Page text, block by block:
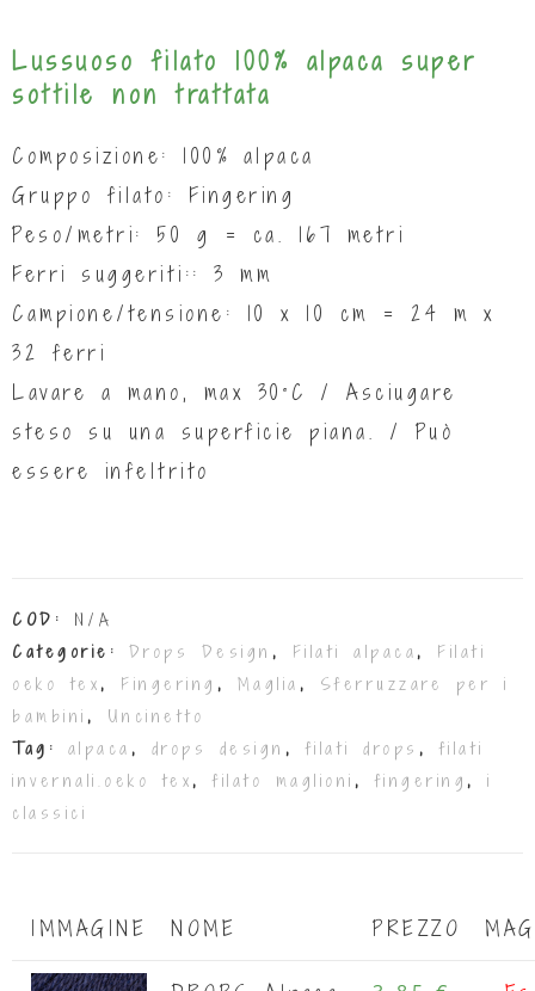
Lussuoso filato 100% alpaca super
sottile non trattata
Composizione: 100% alpaca
Gruppo filato: Fingering
Peso/metri: 50 g = ca. 167 metri
Ferri suggeriti:: 3 mm
Campione/tensione: 10 x 10 cm = 24 m x
32 ferri
Lavare a mano, max 30°C / Asciugare
steso su una superficie piana. / Può
essere infeltrito
COD: N/A
Categorie: Drops Design , Filati alpaca , Filati
oeko tex , Fingering , Maglia , Sferruzzare per i
bambini , Uncinetto
Tag: alpaca , drops design , filati drops , filati
invernali.oeko tex , filato maglioni , fingering , i
classici
IMMAGINE NOME PREZZO